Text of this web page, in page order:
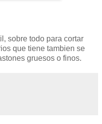
sobre todo para cortar
que tiene tambien se
gruesos o finos.